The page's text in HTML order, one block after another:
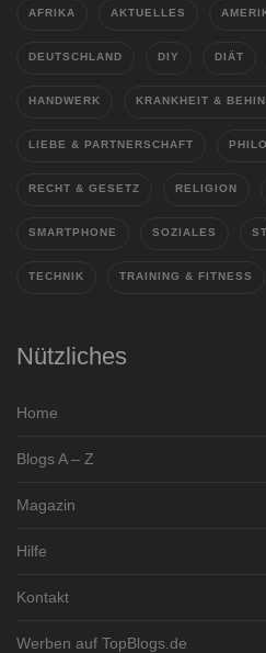
AFRIKA AKTUELLES
DEUTSCHLAND DIY DIÄT
HANDWERK KRANKHEIT &
LIEBE & PARTNERSCHAFT
RECHT & GESETZ RELIGION
SMARTPHONE SOZIALES
TECHNIK TRAINING & FITNESS
Nützliches
Home
Blogs A – Z
Magazin
Hilfe
Kontakt
Werben auf TopBlogs.de